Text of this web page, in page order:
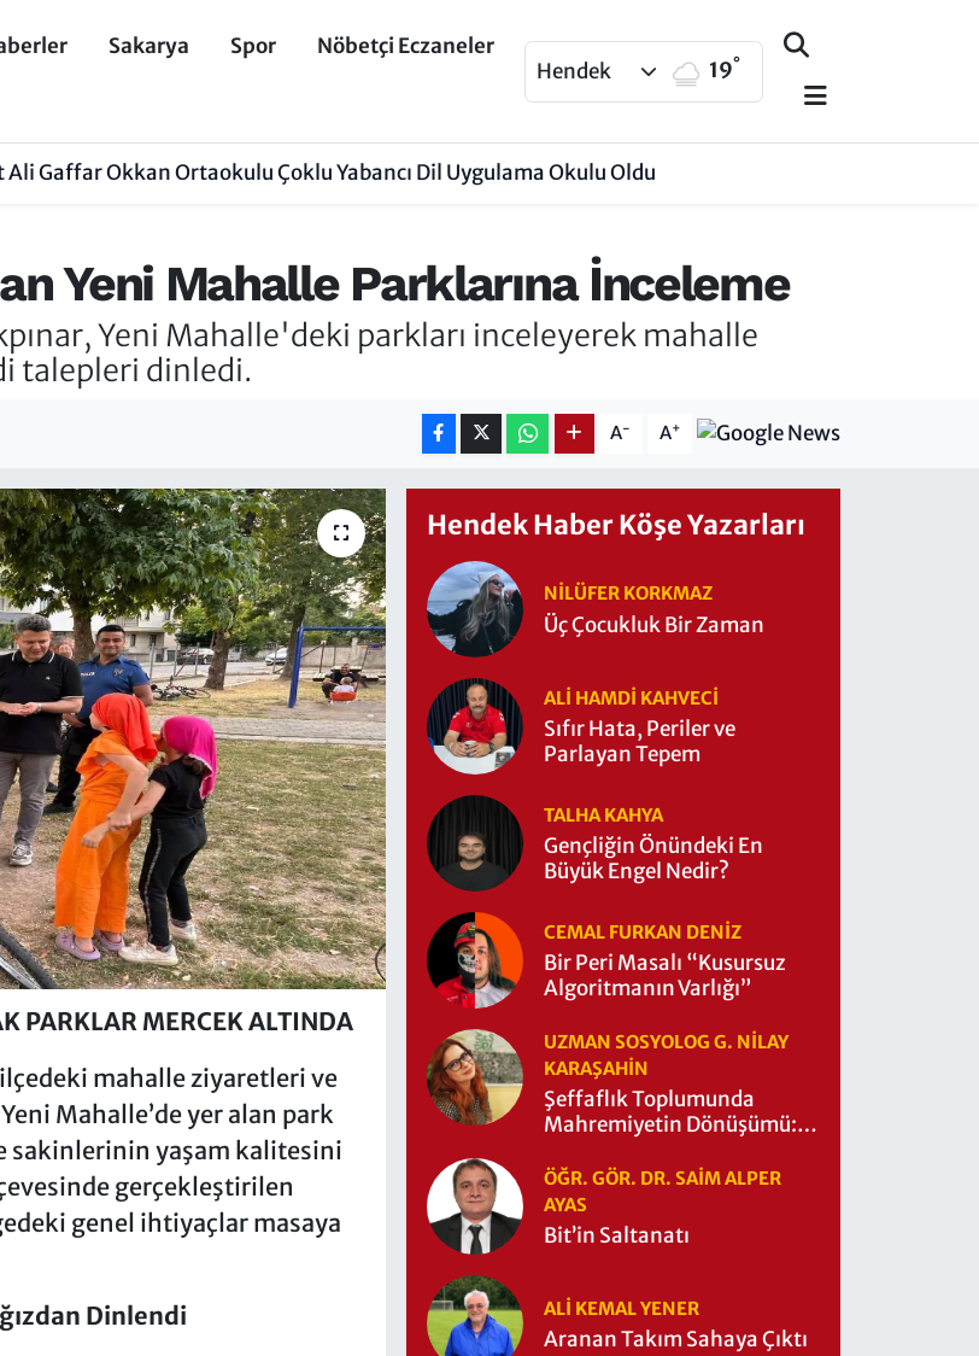
Sakarya Spor
Nöbetçi Eczaneler
Hendek 19°
Gaffar Okkan Ortaokulu Çoklu Yabancı Dil Uygulama Okulu Oldu
Yeni Mahalle Parklarına İnceleme
Yeni Mahalle'deki parkları inceleyerek mahalle
talepleri dinledi.
A- A+
PARKLAR MERCEK ALTINDA
ilçedeki mahalle ziyaretleri ve
Mahalle’de yer alan park
sakinlerinin yaşam kalitesini
gerçekleştirilen
genel ihtiyaçlar masaya
Dinlendi
Hendek Haber Köşe Yazarları
NILÜFER KORKMAZ
Üç Çocukluk Bir Zaman
ALI HAMDI KAHVECİ
Sıfır Hata, Periler ve
Parlayan Tepem
TALHA KAHYA
Gençliğin Önündeki En
Büyük Engel Nedir?
CEMAL FURKAN DENİZ
Bir Peri Masalı “Kusursuz
Algoritmanın Varlığı”
UZMAN SOSYOLOG G. NILAY
KARAŞAHİN
Şeffaflık Toplumunda
Mahremiyetin Dönüşümü:
Zaman Yıkıldı?
ÖĞR. GÖR. DR. SAIM ALPER
AYAS
Bit’in Saltanatı
ALI KEMAL YENER
Aranan Takım Sahaya Çıktı